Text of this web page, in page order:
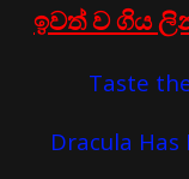
ඉවත් ව ගිය
Taste
Dracula